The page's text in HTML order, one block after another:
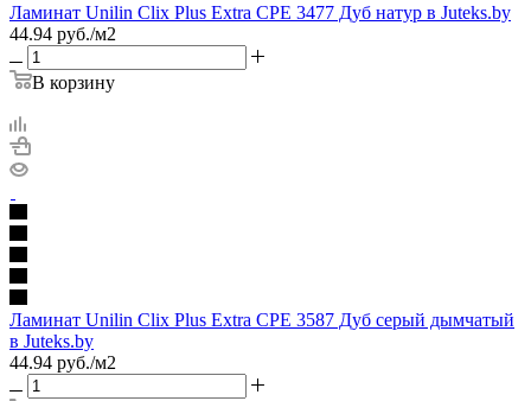
Ламинат Unilin Clix Plus Extra CPE 3477 Дуб натур в Juteks.by
44.94 руб./м2
В корзину
Ламинат Unilin Clix Plus Extra CPE 3587 Дуб серый дымчатый
в Juteks.by
44.94 руб./м2